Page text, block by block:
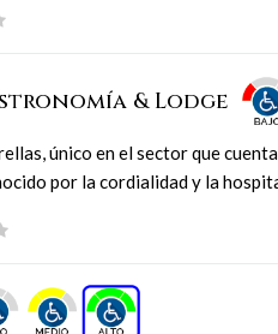
& Lodge
único en el sector que
por la cordialidad y la